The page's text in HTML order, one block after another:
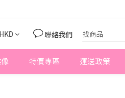
HKD 聯絡我們
特價專區 運送政策